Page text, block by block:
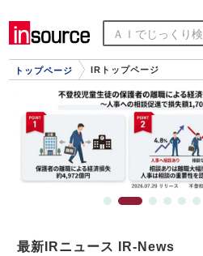
トップページ IRトップページ
最新IRニュース IR-News